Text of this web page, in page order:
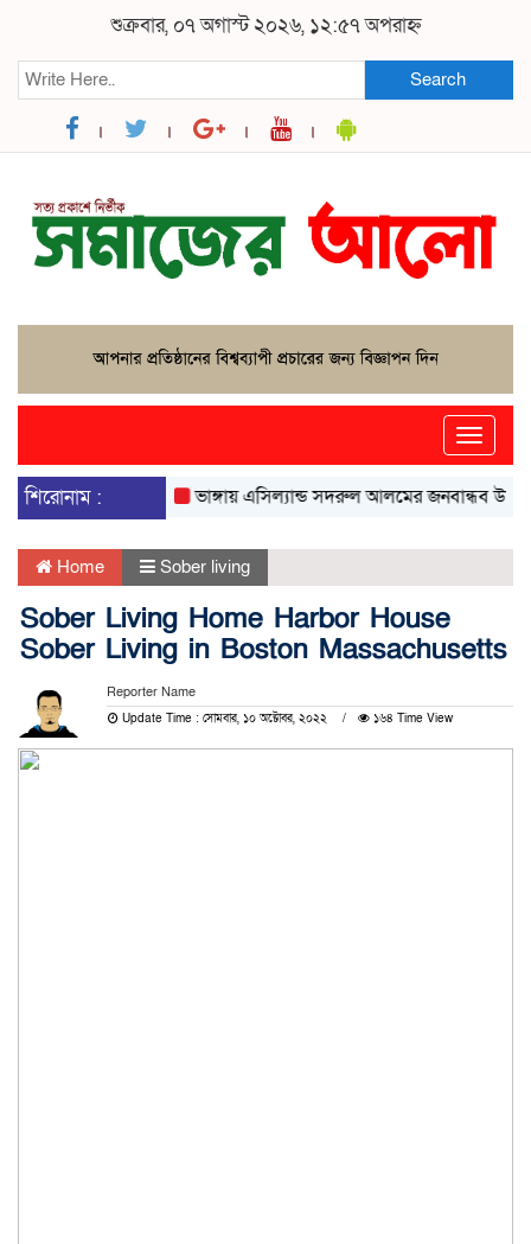
শুক্রবার, ০৭ অগাস্ট ২০২৬, ১২:৫৭ অপরাহ্ন
Search
Toggle
শিরোনাম :
ভাঙ্গায় এসিল্যান্ড সদরুল আলমের জনবান্ধব উদ্যোগে
Home Sober living
Sober Living Home Harbor House
Sober Living in Boston Massachusetts
Reporter Name
Update Time : সোমবার, ১০ অক্টোবর, ২০২২ ১৬৪ Time View